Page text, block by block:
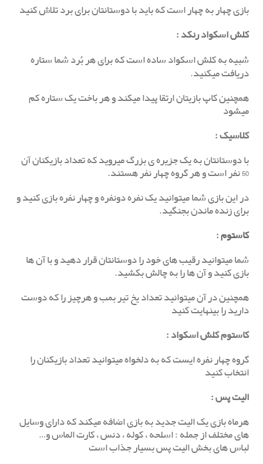
بازی چهار به چهار است که باید با دوستانتان برای برد تلاش کنید
کلش اسکواد رنکد:
شبیه به کلش اسکواد ساده است که برای هر بُرد شما ستاره
دریافت میکنید.
همچنین کاپ بازیتان ارتقا پیدا میکند و هر باخت یک ستاره کم
میشود
کلاسیک:
با دوستانتان به یک جزیره ی بزرگ میروید که تعداد بازیکنان آن
50 نفر است و هر گروه چهار نفر هستند.
در این بازی شما میتوانید یک نفره دونفره و چهار نفره بازی کنید و
برای زنده ماندن بجنگید.
کاستوم:
شما میتوانید رقیب های خود را دوستانتان قرار دهید و با آن ها
بازی کنید و آن ها را به چالش بکشید.
همچنین در آن میتوانید تعداد یخ تیر بمب و هرچیز را که دوست
دارید را بینهایت کنید
کاستوم کلش اسکواد :
گروه چهار نفره ایست که به دلخواه میتوانید تعداد بازیکنان را
انتخاب کنید
الیت پس:
هرماه بازی یک الیت جدید به بازی اضافه میکند که دارای وسایل
های مختلف از جمله : اسلحه ، کوله ، دنس ، کارت الماس و…
لباس های بخش الیت پس بسیار جذاب است